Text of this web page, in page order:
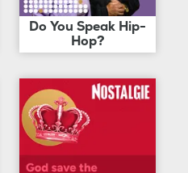
Do You Speak Hip-
Hop?